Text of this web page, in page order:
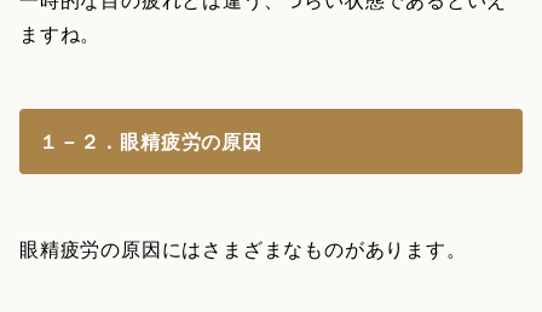
ますね。
１－２．眼精疲労の原因
眼精疲労の原因にはさまざまなものがあります。